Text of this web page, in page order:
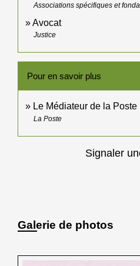
Associations spécifiques et
Avocat
Justice
Pour en savoir plus
Le Médiateur de la Poste
La Poste
Signaler
Galerie de photos